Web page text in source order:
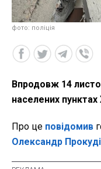
фото: поліція
Впродовж 14
населених пунктах
Про це повідомив
Олександр